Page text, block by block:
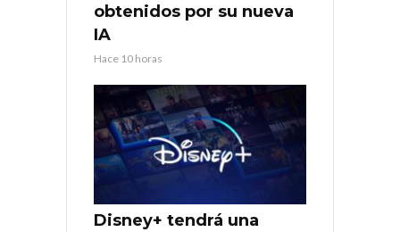
obtenidos por su nueva
IA
Hace 10 horas
Disney+ tendrá una